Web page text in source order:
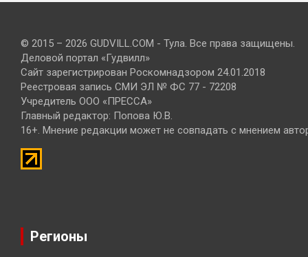
© 2015 – 2026 GUDVILL.COM - Тула. Все права защищены.
Деловой портал «Гудвилл»
Сайт зарегистрирован Роскомнадзором 24.01.2018
Реестровая запись СМИ ЭЛ № ФС 77 - 72208
Учредитель ООО «ПРЕССА»
Главный редактор: Попова Ю.В.
16+. Мнение редакции может не совпадать с мнением
Регионы